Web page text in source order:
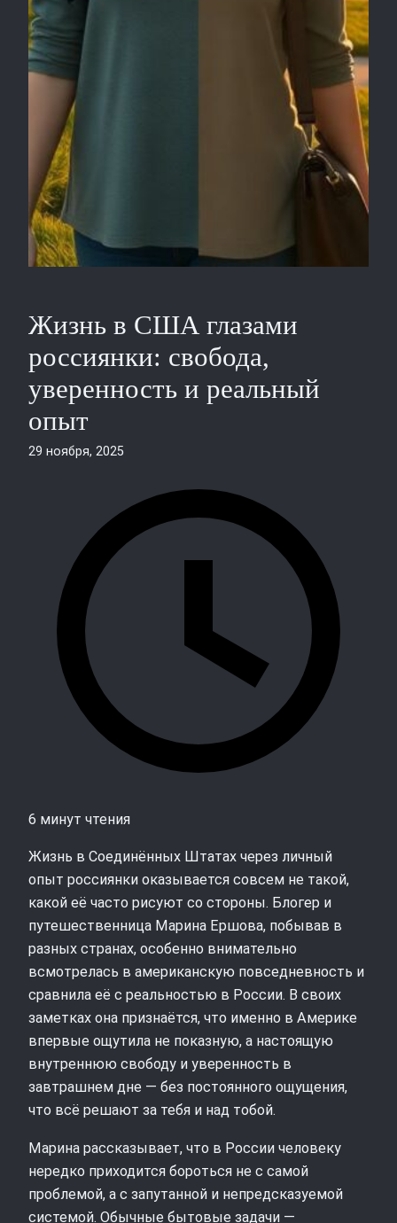
Жизнь в США глазами
россиянки: свобода,
уверенность и реальный
опыт
29 ноября, 2025
6 минут чтения
Жизнь в Соединённых Штатах через личный
опыт россиянки оказывается совсем не такой,
какой её часто рисуют со стороны. Блогер и
путешественница Марина Ершова, побывав в
разных странах, особенно внимательно
всмотрелась в американскую повседневность и
сравнила её с реальностью в России. В своих
заметках она признаётся, что именно в Америке
впервые ощутила не показную, а настоящую
внутреннюю свободу и уверенность в
завтрашнем дне — без постоянного ощущения,
что всё решают за тебя и над тобой.
Марина рассказывает, что в России человеку
нередко приходится бороться не с самой
проблемой, а с запутанной и непредсказуемой
системой. Обычные бытовые задачи —